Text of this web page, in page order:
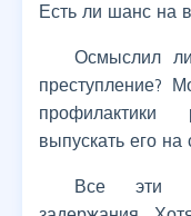
Есть ли шанс на
Осмыслил
преступление?
выпускать его на
Все эти